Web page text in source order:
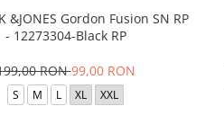
&JONES Gordon Fusion SN RP
- 12273304-Black RP
RON99,00 RON
S M L XL XXL